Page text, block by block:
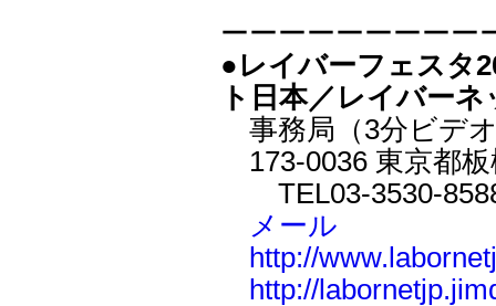
ーーーーーーーーー
●レイバーフェスタ
ト日本／レイバー
事務局（3分ビデ
173-0036 東京都板
TEL03-3530-
メール
http://
http://